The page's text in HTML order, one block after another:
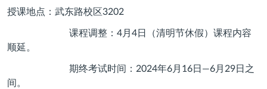
授课地点：武东路校区3202
课程调整： 4月 4日（清明节休假）课程内容
顺延。
期终考试时间： 2024年6月 16日—6月 29日之
间。